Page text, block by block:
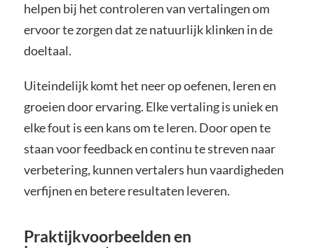
helpen bij het controleren van vertalingen om
ervoor te zorgen dat ze natuurlijk klinken in de
doeltaal.
Uiteindelijk komt het neer op oefenen, leren en
groeien door ervaring. Elke vertaling is uniek en
elke fout is een kans om te leren. Door open te
staan voor feedback en continu te streven naar
verbetering, kunnen vertalers hun vaardigheden
verfijnen en betere resultaten leveren.
Praktijkvoorbeelden en